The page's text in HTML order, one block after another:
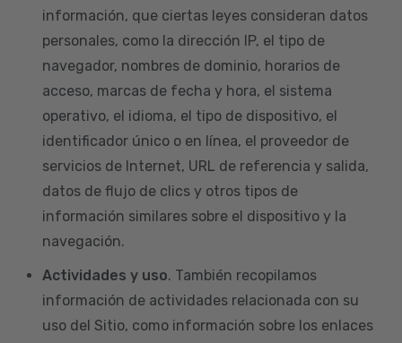
información, que ciertas leyes consideran datos
personales, como la dirección IP, el tipo de
navegador, nombres de dominio, horarios de
acceso, marcas de fecha y hora, el sistema
operativo, el idioma, el tipo de dispositivo, el
identificador único o en línea, el proveedor de
servicios de Internet, URL de referencia y salida,
datos de flujo de clics y otros tipos de
información similares sobre el dispositivo y la
navegación.
Actividades y uso. También recopilamos
información de actividades relacionada con su
uso del Sitio, como información sobre los enlaces